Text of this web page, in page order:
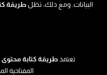
البيانات. ومع ذلك، تظل طريقة
تعتمد طريقة كتابة
المفتاحية